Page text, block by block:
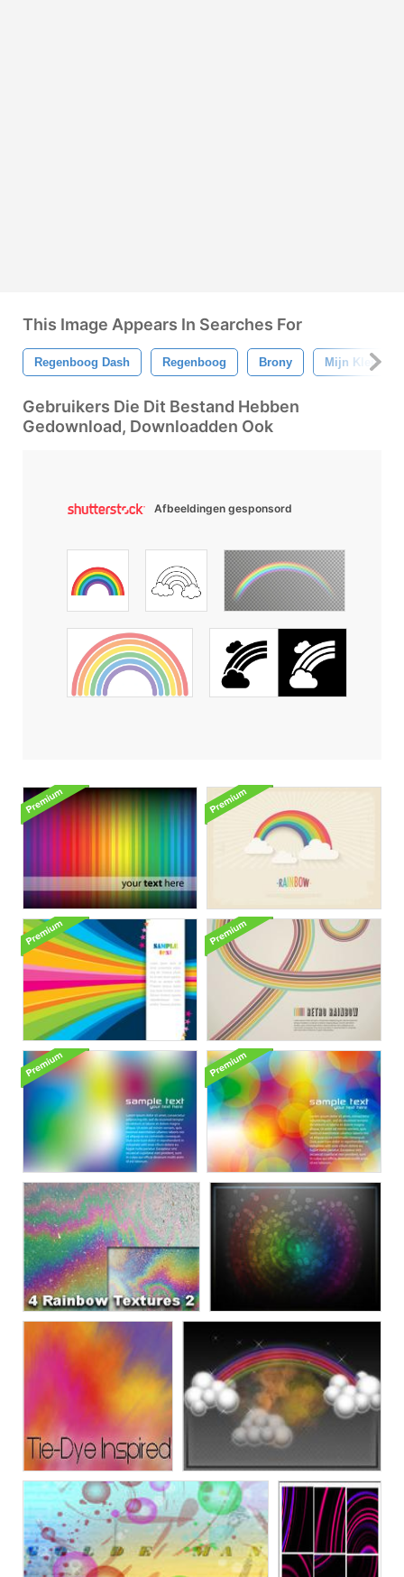
This Image Appears In Searches For
Regenboog Dash Regenboog Brony Mijn Kleine
Gebruikers Die Dit Bestand Hebben
Gedownload, Downloadden Ook
Afbeeldingen gesponsord